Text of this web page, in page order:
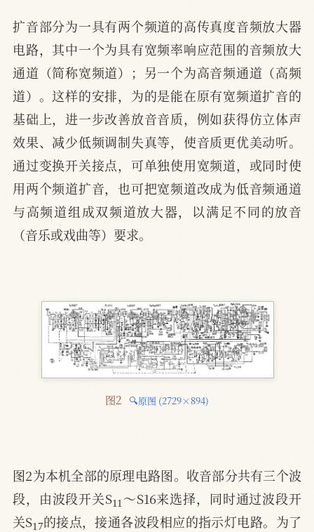
扩音部分为一具有两个频道的高传真度音频放大器
电路，其中一个为具有宽频率响应范围的音频放大
通道（简称宽频道）；另一个为高音频通道（高频
道）。这样的安排，为的是能在原有宽频道扩音的
基础上，进一步改善放音音质，例如获得仿立体声
效果、减少低频调制失真等，使音质更优美动听。
通过变换开关接点，可单独使用宽频道，或同时使
用两个频道扩音，也可把宽频道改成为低音频通道
与高频道组成双频道放大器，以满足不同的放音
（音乐或戏曲等）要求。
图2 🔍原图 (2729×894)
图2为本机全部的原理电路图。收音部分共有三个波
段，由波段开关S11～S16来选择，同时通过波段开
关S 17的接点，接通各波段相应的指示灯电路。为了